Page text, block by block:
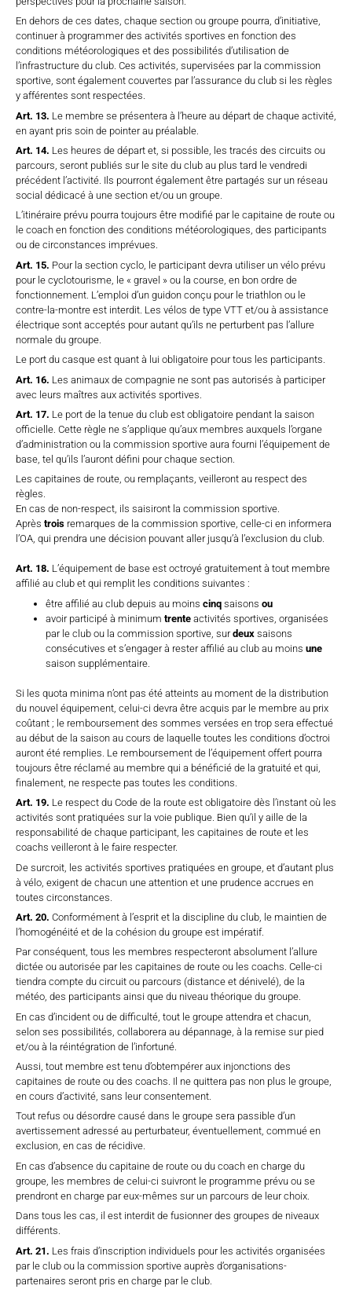
En dehors de ces dates, chaque section ou groupe pourra, d’initiative,
continuer à programmer des activités sportives en fonction des
conditions météorologiques et des possibilités d’utilisation de
l’infrastructure du club. Ces activités, supervisées par la commission
sportive, sont également couvertes par l’assurance du club si les règles
y afférentes sont respectées.
Art. 13. Le membre se présentera à l’heure au départ de chaque activité,
en ayant pris soin de pointer au préalable.
Art. 14. Les heures de départ et, si possible, les tracés des circuits ou
parcours, seront publiés sur le site du club au plus tard le vendredi
précédent l’activité. Ils pourront également être partagés sur un réseau
social dédicacé à une section et/ou un groupe.
L’itinéraire prévu pourra toujours être modifié par le capitaine de route ou
le coach en fonction des conditions météorologiques, des participants
ou de circonstances imprévues.
Art. 15. Pour la section cyclo, le participant devra utiliser un vélo prévu
pour le cyclotourisme, le « gravel » ou la course, en bon ordre de
fonctionnement. L’emploi d’un guidon conçu pour le triathlon ou le
contre-la-montre est interdit. Les vélos de type VTT et/ou à assistance
électrique sont acceptés pour autant qu’ils ne perturbent pas l’allure
normale du groupe.
Le port du casque est quant à lui obligatoire pour tous les participants.
Art. 16. Les animaux de compagnie ne sont pas autorisés à participer
avec leurs maîtres aux activités sportives.
Art. 17. Le port de la tenue du club est obligatoire pendant la saison
officielle. Cette règle ne s’applique qu’aux membres auxquels l’organe
d’administration ou la commission sportive aura fourni l’équipement de
base, tel qu’ils l’auront défini pour chaque section.
Les capitaines de route, ou remplaçants, veilleront au respect des
règles.
En cas de non-respect, ils saisiront la commission sportive.
Après trois remarques de la commission sportive, celle-ci en informera
l’OA, qui prendra une décision pouvant aller jusqu’à l’exclusion du club.
Art. 18. L’équipement de base est octroyé gratuitement à tout membre
affilié au club et qui remplit les conditions suivantes :
être affilié au club depuis au moinscinq saisonsou
avoir participé à minimumtrente activités sportives, organisées
par le club ou la commission sportive, surdeux saisons
consécutives et s’engager à rester affilié au club au moinsune
saison supplémentaire.
Si les quota minima n’ont pas été atteints au moment de la distribution
du nouvel équipement, celui-ci devra être acquis par le membre au prix
coûtant ; le remboursement des sommes versées en trop sera effectué
au début de la saison au cours de laquelle toutes les conditions d’octroi
auront été remplies. Le remboursement de l’équipement offert pourra
toujours être réclamé au membre qui a bénéficié de la gratuité et qui,
finalement, ne respecte pas toutes les conditions.
Art. 19. Le respect du Code de la route est obligatoire dès l’instant où les
activités sont pratiquées sur la voie publique. Bien qu’il y aille de la
responsabilité de chaque participant, les capitaines de route et les
coachs veilleront à le faire respecter.
De surcroit, les activités sportives pratiquées en groupe, et d’autant plus
à vélo, exigent de chacun une attention et une prudence accrues en
toutes circonstances.
Art. 20. Conformément à l’esprit et la discipline du club, le maintien de
l’homogénéité et de la cohésion du groupe est impératif.
Par conséquent, tous les membres respecteront absolument l’allure
dictée ou autorisée par les capitaines de route ou les coachs. Celle-ci
tiendra compte du circuit ou parcours (distance et dénivelé), de la
météo, des participants ainsi que du niveau théorique du groupe.
En cas d’incident ou de difficulté, tout le groupe attendra et chacun,
selon ses possibilités, collaborera au dépannage, à la remise sur pied
et/ou à la réintégration de l’infortuné.
Aussi, tout membre est tenu d’obtempérer aux injonctions des
capitaines de route ou des coachs. Il ne quittera pas non plus le groupe,
en cours d’activité, sans leur consentement.
Tout refus ou désordre causé dans le groupe sera passible d’un
avertissement adressé au perturbateur, éventuellement, commué en
exclusion, en cas de récidive.
En cas d’absence du capitaine de route ou du coach en charge du
groupe, les membres de celui-ci suivront le programme prévu ou se
prendront en charge par eux-mêmes sur un parcours de leur choix.
Dans tous les cas, il est interdit de fusionner des groupes de niveaux
différents.
Art. 21. Les frais d’inscription individuels pour les activités organisées
par le club ou la commission sportive auprès d’organisations-
partenaires seront pris en charge par le club.